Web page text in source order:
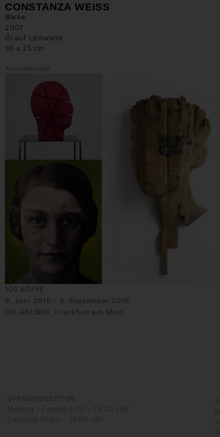
CONSTANZA WEISS
Blicke
2007
Öl auf Leinwand
30 x 25 cm
Ausstellungen
100 KÖPFE
9. Juni 2016 - 3. September 2016
DIE GALERIE, Frankfurt am Main
ÖFFNUNGSZEITEN
Montag – Freitag 9:00 – 18:00 Uhr
Samstag 10:00 – 14:00 Uhr